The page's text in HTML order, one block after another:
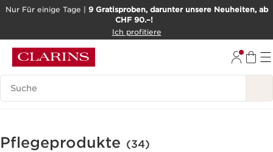
BARRIEREFREIHEITSWERKZEUG
Nur Für einige Tage | 9 Gratisproben, darunter unsere Neuheiten, ab
CHF 90.–!
Ich profitiere
Legende suchen
Pflegeprodukte (34)